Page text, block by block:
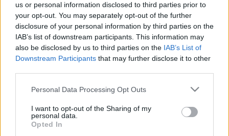
us or personal information disclosed to third parties prior to
your opt-out. You may separately opt-out of the further
disclosure of your personal information by third parties on the
IAB’s list of downstream participants. This information may
also be disclosed by us to third parties on the IAB’s List of
Downstream Participants that may further disclose it to other
Please note that this website/app uses one or more Google
not limited to your visit or usage behaviour. You may click to
grant or deny consent to Google and its third-party tags to
use your data for below specified purposes in below Google
Personal Data Processing Opt Outs
I want to opt-out of the Sharing of my
personal data.
Opted In